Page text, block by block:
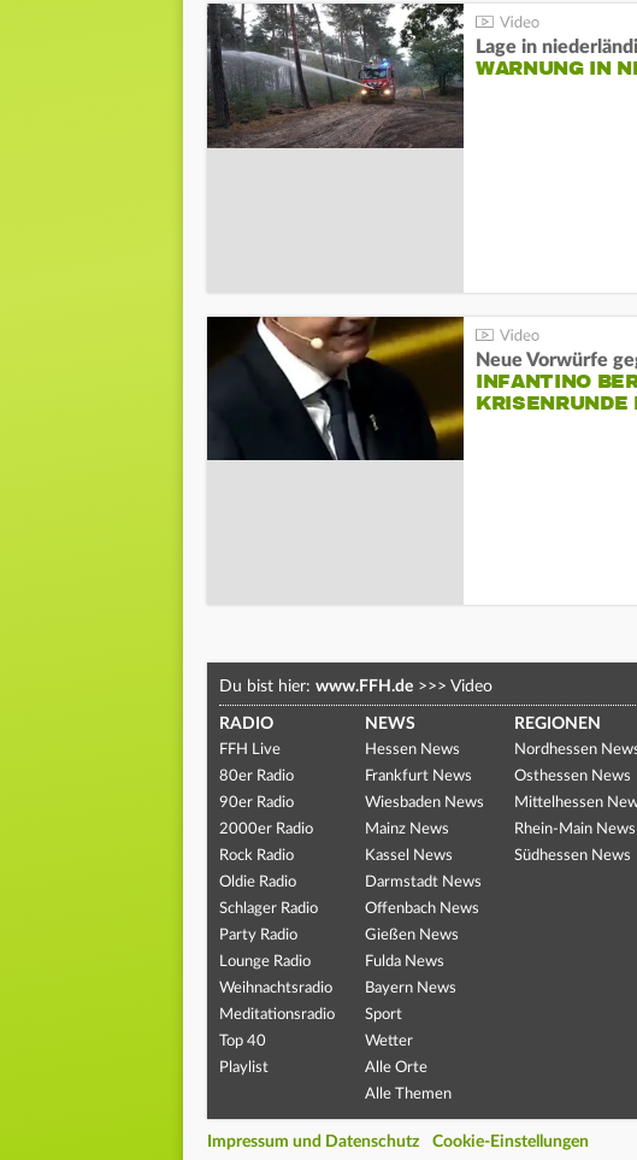
WARNUNG IN
Neue Vorwürfe
INFANTINO
KRISENRUNDE
Du bist hier: www.FFH.de >>> Video
RADIO
FFH Live
80er Radio
90er Radio
2000er Radio
Rock Radio
Oldie Radio
Schlager Radio
Party Radio
Lounge Radio
Weihnachtsradio
Meditationsradio
Top 40
Playlist
NEWS
Hessen News
Frankfurt News
Wiesbaden News
Mainz News
Kassel News
Darmstadt News
Offenbach News
Gießen News
Fulda News
Bayern News
Sport
Wetter
Alle Orte
Alle Themen
REGIONEN
Nordhessen
Osthessen News
Mittelhessen
Rhein-Main News
Südhessen News
Impressum und Datenschutz Cookie-Einstellungen